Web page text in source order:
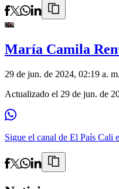
María Camila
29 de jun. de 2024, 02:19 a. m.
Actualizado el 29 de jun. de
Sigue el canal de El País Cali